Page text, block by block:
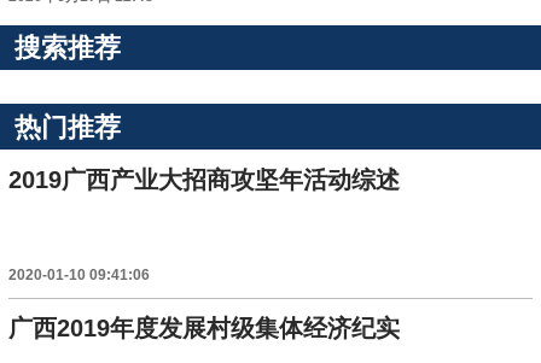
搜索推荐
热门推荐
2019广西产业大招商攻坚年活动综述
2020-01-10 09:41:06
广西2019年度发展村级集体经济纪实